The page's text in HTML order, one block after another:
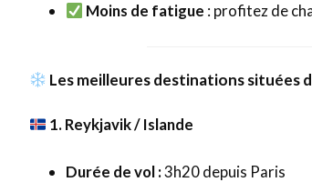
Moins de fatigue : profitez de
Les meilleures destinations situées
1. Reykjavik / Islande
Durée de vol :3h20 depuis Paris